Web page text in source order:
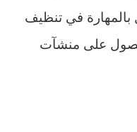
بالمهارة في تنظيف
على منشآت